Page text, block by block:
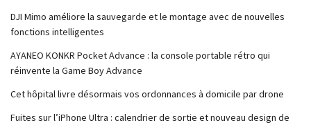
DJI Mimo améliore la sauvegarde et le montage avec de nouvelles
fonctions intelligentes
AYANEO KONKR Pocket Advance : la console portable rétro qui
réinvente la Game Boy Advance
Cet hôpital livre désormais vos ordonnances à domicile par drone
Fuites sur l’iPhone Ultra : calendrier de sortie et nouveau design de